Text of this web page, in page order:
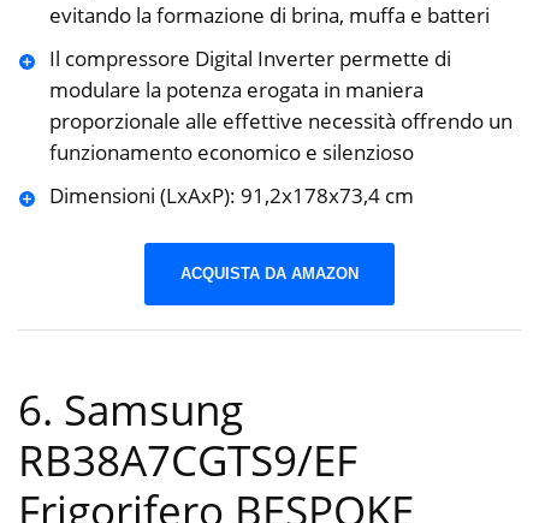
evitando la formazione di brina, muffa e batteri
Il compressore Digital Inverter permette di
modulare la potenza erogata in maniera
proporzionale alle effettive necessità offrendo un
funzionamento economico e silenzioso
Dimensioni (LxAxP): 91,2x178x73,4 cm
ACQUISTA DA AMAZON
6. Samsung
RB38A7CGTS9/EF
Frigorifero BESPOKE